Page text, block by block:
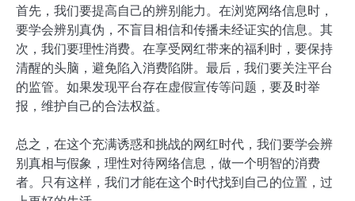
首先，我们要提高自己的辨别能力。在浏览网络信息时，
要学会辨别真伪，不盲目相信和传播未经证实的信息。其
次，我们要理性消费。在享受网红带来的福利时，要保持
清醒的头脑，避免陷入消费陷阱。最后，我们要关注平台
的监管。如果发现平台存在虚假宣传等问题，要及时举
报，维护自己的合法权益。
总之，在这个充满诱惑和挑战的网红时代，我们要学会辨
别真相与假象，理性对待网络信息，做一个明智的消费
者。只有这样，我们才能在这个时代找到自己的位置，过